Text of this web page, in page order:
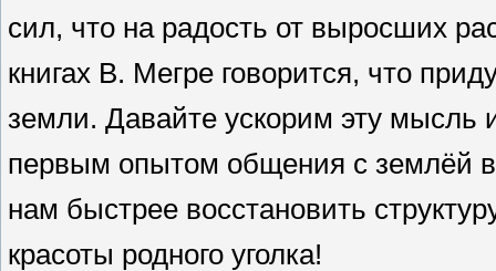
сил, что на радость от выросших
книгах В. Мегре говорится, что
земли. Давайте ускорим эту мысль
первым опытом общения с землёй
нам быстрее восстановить
красоты родного уголка!